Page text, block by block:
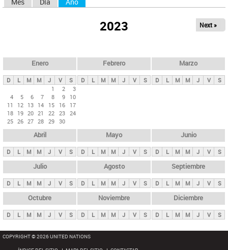
ds
p
n
i
p
a
l
s
2023 Next »
Enero
D L M M J V
S
1
2
3
4
5 6 7 8 9
10
11
12 13 14 15 16
17
18 19 20 21 22 23 24
25 26 27 28 29 30
Febrero
D L M M J V S
Marzo
D L M M J V S
Abril
D L M M J V S
Mayo
D L M M J V S
Junio
D L M M J V S
Julio
D L M M J V S
Agosto
D L M M J V S
Septiembre
D L M M J V S
Octubre
D L M M J V S
Noviembre
D L M M J V S
Diciembre
D L M M J V S
COPYRIGHT © 2026 UNITED NATIONS